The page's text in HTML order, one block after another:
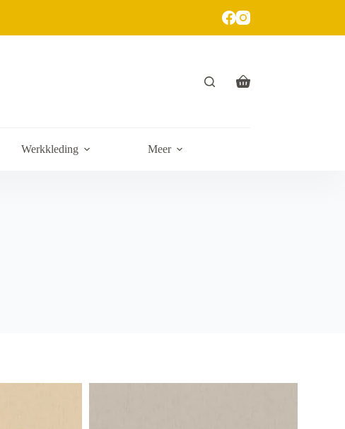
Werkkleding Meer